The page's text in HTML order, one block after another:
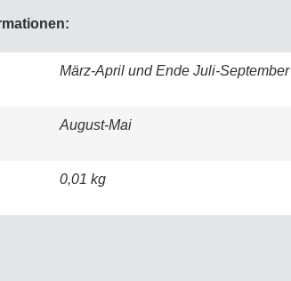
März-April und Ende Juli-September
August-Mai
0,01 kg